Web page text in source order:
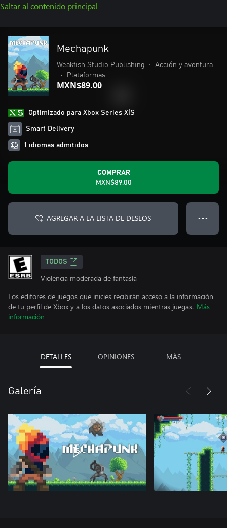
Saltar al contenido principal
Mechapunk
Weakfish Studio Publishing •
Acción y aventura
•
Plataformas
MXN$89.00
Optimizado para Xbox Series X|S
Smart Delivery
1 idiomas admitidos
COMPRAR
MXN$89.00
AGREGAR A LA LISTA DE DESEOS ● ● ●
TODOS
Violencia moderada de fantasía
Los editores de juegos que inicies recibirán acceso a la información
de tu perfil de Xbox y a los datos asociados mientras juegas. Más
información
DETALLES OPINIONES MÁS
Galería